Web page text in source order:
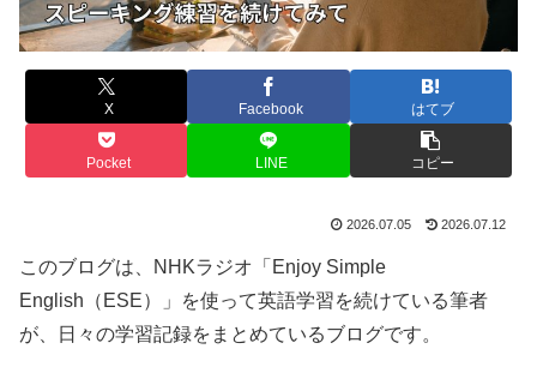
X Facebook はてブ
Pocket LINE コピー
2026.07.05 2026.07.12
このブログは、NHKラジオ「Enjoy Simple
English（ESE）」を使って英語学習を続けている筆者
が、日々の学習記録をまとめているブログです。